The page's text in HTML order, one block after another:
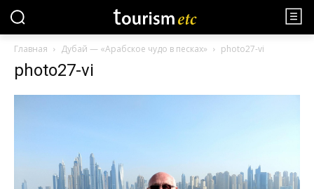
Главная Дубай — «Арабское чудо в песках» photo27-vi
photo27-vi